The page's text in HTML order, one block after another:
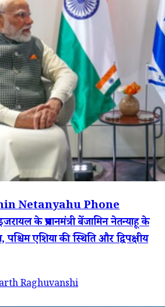
Netanyahu Phone
के प्रधानमंत्री बेंजामिन नेतन्याहू के
एशिया की स्थिति और द्विपक्षीय
Raghuvanshi